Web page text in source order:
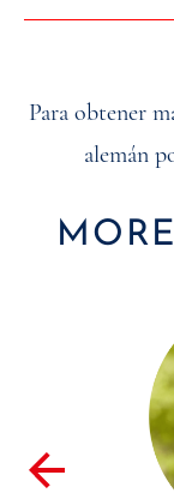
Para obtener
alemán